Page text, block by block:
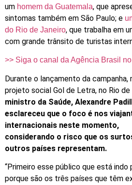
um homem da Guatemala, que
sintomas também em São Paulo; e
do Rio de Janeiro, que trabalha em
com grande trânsito de turistas
>> Siga o canal da Agência Brasil
Durante o lançamento da campanha,
projeto social Gol de Letra, no Rio de
ministro da Saúde, Alexandre
esclareceu que o foco é nos
internacionais neste momento,
considerando o risco que os
outros países representam.
“Primeiro esse público que está indo
porque são os três países que têm